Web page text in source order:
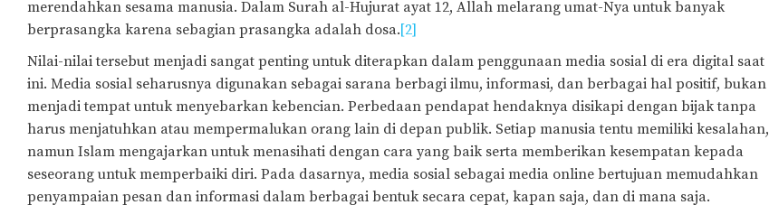
merendahkan sesama manusia. Dalam Surah al-Hujurat ayat 12, Allah melarang umat-Nya untuk banyak
berprasangka karena sebagian prasangka adalah dosa.[2]
Nilai-nilai tersebut menjadi sangat penting untuk diterapkan dalam penggunaan media sosial di era digital saat
ini. Media sosial seharusnya digunakan sebagai sarana berbagi ilmu, informasi, dan berbagai hal positif, bukan
menjadi tempat untuk menyebarkan kebencian. Perbedaan pendapat hendaknya disikapi dengan bijak tanpa
harus menjatuhkan atau mempermalukan orang lain di depan publik. Setiap manusia tentu memiliki kesalahan,
namun Islam mengajarkan untuk menasihati dengan cara yang baik serta memberikan kesempatan kepada
seseorang untuk memperbaiki diri. Pada dasarnya, media sosial sebagai media online bertujuan memudahkan
penyampaian pesan dan informasi dalam berbagai bentuk secara cepat, kapan saja, dan di mana saja.